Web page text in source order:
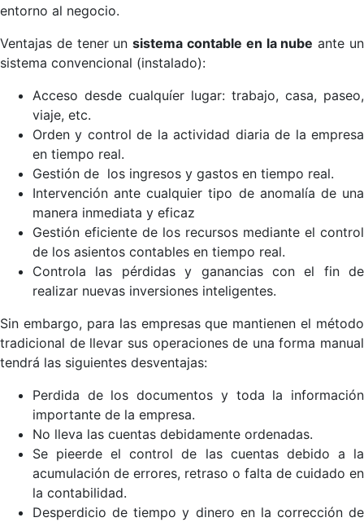
entorno al negocio.
Ventajas de tener unsistema contable en la nube ante un
sistema convencional (instalado):
Acceso desde cualquíer lugar: trabajo, casa, paseo,
viaje, etc.
Orden y control de la actividad diaria de la empresa
en tiempo real.
Gestión de los ingresos y gastos en tiempo real.
Intervención ante cualquier tipo de anomalía de una
manera inmediata y eficaz
Gestión eficiente de los recursos mediante el control
de los asientos contables en tiempo real.
Controla las pérdidas y ganancias con el fin de
realizar nuevas inversiones inteligentes.
Sin embargo, para las empresas que mantienen el método
tradicional de llevar sus operaciones de una forma manual
tendrá las siguientes desventajas:
Perdida de los documentos y toda la información
importante de la empresa.
No lleva las cuentas debidamente ordenadas.
Se pieerde el control de las cuentas debido a la
acumulación de errores, retraso o falta de cuidado en
la contabilidad.
Desperdicio de tiempo y dinero en la corrección de